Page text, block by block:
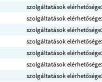
szolgáltatások
szolgáltatások
szolgáltatások
szolgáltatások
szolgáltatások
szolgáltatások
szolgáltatások